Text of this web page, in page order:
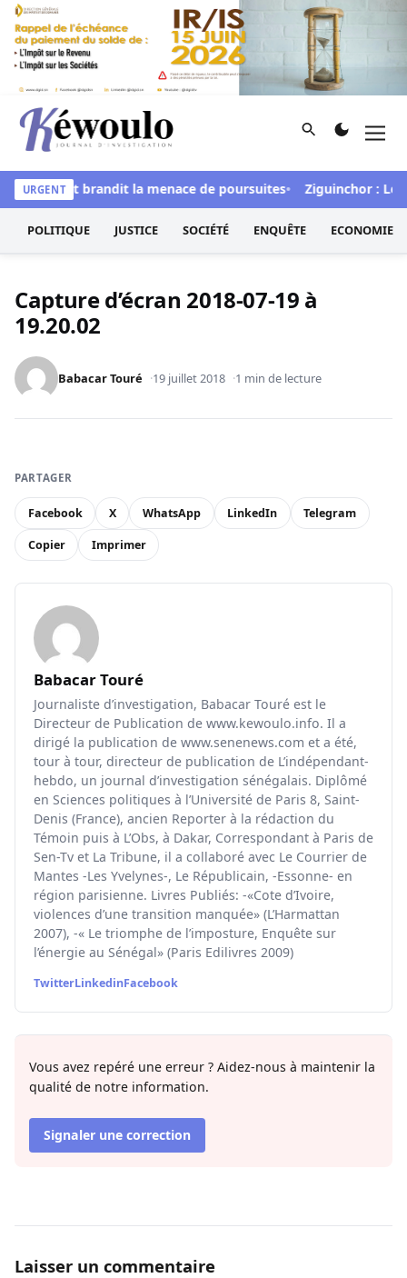
Aller au contenu
Kéwoulo, le premier site d'information et d'investigation
Rechercher
URGENT
» et brandit la menace de poursuites Ziguinchor : Le
POLITIQUE JUSTICE SOCIÉTÉ ENQUÊTE ECONOMIE
Capture d’écran 2018-07-19 à
19.20.02
Babacar Touré 19 juillet 2018 1 min de lecture
PARTAGER
Facebook X WhatsApp LinkedIn Telegram
Copier Imprimer
Babacar Touré
Journaliste d’investigation, Babacar Touré est le
Directeur de Publication de www.kewoulo.info. Il a
dirigé la publication de www.senenews.com et a été,
tour à tour, directeur de publication de L’indépendant-
hebdo, un journal d’investigation sénégalais. Diplômé
en Sciences politiques à l’Université de Paris 8, Saint-
Denis (France), ancien Reporter à la rédaction du
Témoin puis à L’Obs, à Dakar, Correspondant à Paris de
Sen-Tv et La Tribune, il a collaboré avec Le Courrier de
Mantes -Les Yvelynes-, Le Républicain, -Essonne- en
région parisienne. Livres Publiés: -«Cote d’Ivoire,
violences d’une transition manquée» (L’Harmattan
2007), -« Le triomphe de l’imposture, Enquête sur
l’énergie au Sénégal» (Paris Edilivres 2009)
TwitterLinkedinFacebook
Vous avez repéré une erreur ? Aidez-nous à maintenir la
qualité de notre information.
Signaler une correction
Laisser un commentaire